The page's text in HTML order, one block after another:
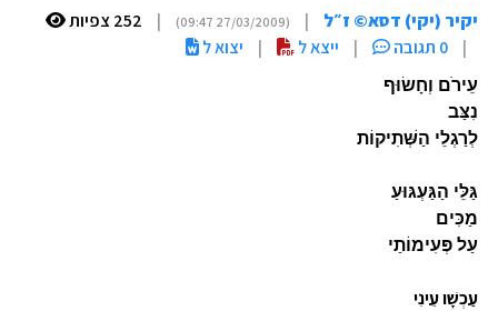
יקיר (יקי) דסא© ז״ל |
(27/03/2009 09:47)
|
252 צפיות
|
0 תגובה | ייצא ל | יצוא ל
עֵירֹם וְחָשׂוּף
נִצַּב
לְרַגְלֵי הַשְּׁתִיקוֹת
גַּלֵּי הַגַּעְגּוּעַ
מַכִּים
עַל פְּעִימוֹתַי
עַכְשָׁו עֵינִי